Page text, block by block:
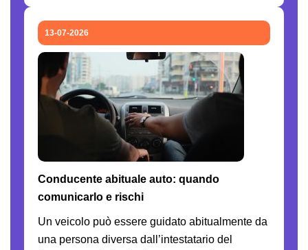
13-07-2026
Conducente abituale auto: quando
comunicarlo e rischi
Un veicolo può essere guidato abitualmente da
una persona diversa dall’intestatario del